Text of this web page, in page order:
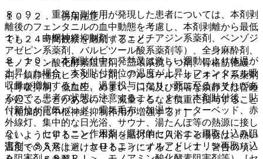
１０．２． 併用注意：
１）． 中枢神経抑制剤（フェノチアジン系薬剤、ベンゾジ
アゼピン系薬剤、バルビツール酸系薬剤等）、全身麻酔剤、
モノアミン酸化酵素阻害剤、三環系抗うつ剤、骨格筋弛緩
剤、鎮静性抗ヒスタミン剤、アルコール、オピオイド系薬剤
［呼吸抑制、低血圧、めまい、口渇及び顕著な鎮静又は昏睡
が起こることがあるので、減量するなど慎重に投与すること
（相加的に中枢神経抑制作用が増強する）］。
２）． セロトニン作用薬（選択的セロトニン再取り込み阻
害剤＜ＳＳＲＩ＞、セロトニン・ノルアドレナリン再取り込
８．９． 重篤な副作用が発現した患者については、本剤剥
離後のフェンタニルの血中動態を考慮し、本剤剥離から最低
でも２４時間観察を継続すること。
８．１０． 本剤貼付中に発熱又は激しい運動により体温が
上昇した場合、本剤貼付部位の温度が上昇しフェンタニル吸
収量が増加するため、過量投与になり、死に至るおそれがあ
るので、患者の状態に注意すること。また、本剤貼付後、貼
付部位が電気パッド、電気毛布、加温ウォーターベッド、赤
外線灯、集中的な日光浴、サウナ、湯たんぽ等の熱源に接し
ないようにすること。本剤を貼付中に入浴する場合は、熱い
温度での入浴は避けさせるようにすること〔１．警告の項、